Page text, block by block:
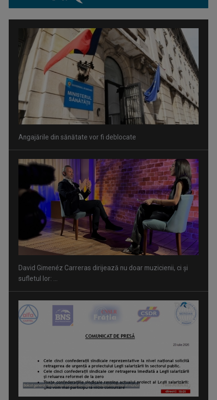
Angajările din sănătate vor fi deblocate
David Gimenéz Carreras dirijează nu doar muzicienii, ci și
sufletul lor: ...